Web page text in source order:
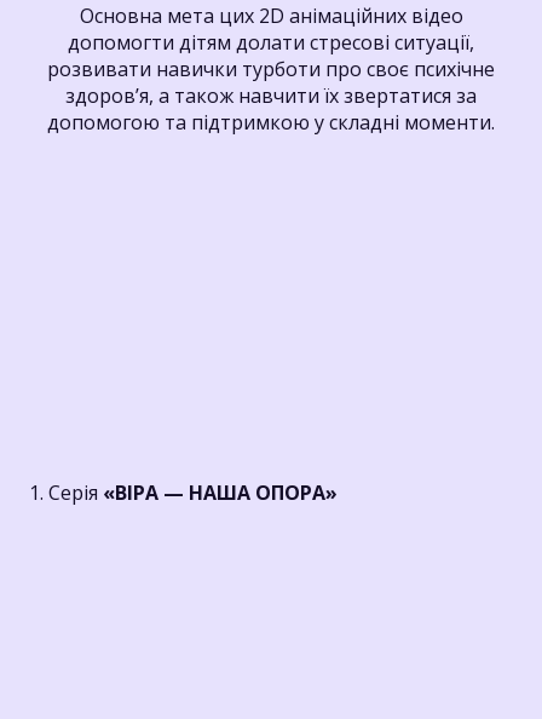
Основна мета цих 2D анімаційних відео
допомогти дітям долати стресові ситуації,
розвивати навички турботи про своє психічне
здоров’я, а також навчити їх звертатися за
допомогою та підтримкою у складні моменти.
1. Серія «ВІРА — НАША ОПОРА»